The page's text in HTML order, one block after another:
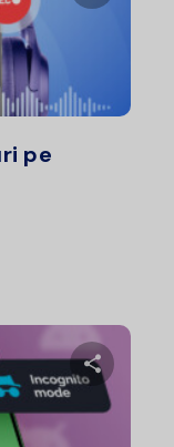
pe